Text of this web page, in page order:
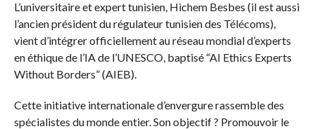
L’universitaire et expert tunisien, Hichem Besbes (il est aussi
l’ancien président du régulateur tunisien des Télécoms),
vient d’intégrer officiellement au réseau mondial d’experts
en éthique de l’IA de l’UNESCO, baptisé “AI Ethics Experts
Without Borders” (AIEB).
Cette initiative internationale d’envergure rassemble des
spécialistes du monde entier. Son objectif ? Promouvoir le